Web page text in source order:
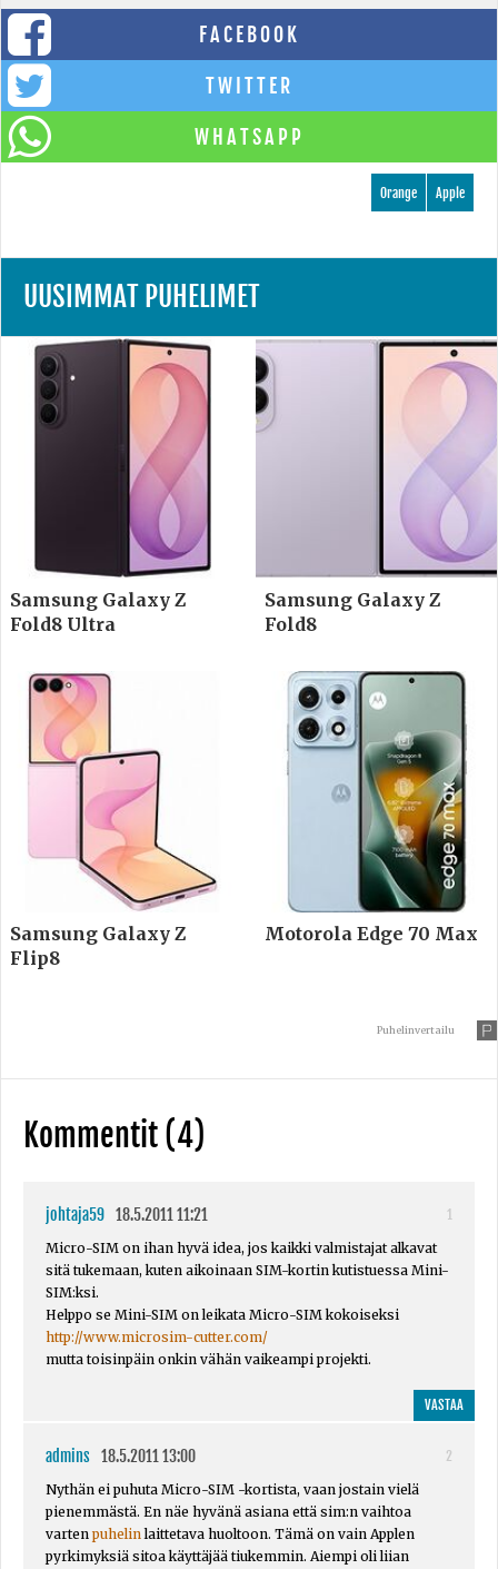
FACEBOOK
TWITTER
WHATSAPP
Apple
Orange
UUSIMMAT PUHELIMET
Samsung Galaxy Z
Fold8 Ultra
Samsung Galaxy Z
Fold8
Samsung Galaxy Z
Flip8
Motorola Edge 70 Max
Puhelinvertailu
Kommentit (4)
johtaja59 18.5.2011 11:21
1
Micro-SIM on ihan hyvä idea, jos kaikki valmistajat alkavat
sitä tukemaan, kuten aikoinaan SIM-kortin kutistuessa Mini-
SIM:ksi.
Helppo se Mini-SIM on leikata Micro-SIM kokoiseksi
http://www.microsim-cutter.com/
mutta toisinpäin onkin vähän vaikeampi projekti.
VASTAA
admins 18.5.2011 13:00
2
Nythän ei puhuta Micro-SIM -kortista, vaan jostain vielä
pienemmästä. En näe hyvänä asiana että sim:n vaihtoa
varten puhelinlaittetava huoltoon. Tämä on vain Applen
pyrkimyksiä sitoa käyttäjää tiukemmin. Aiempi oli liian